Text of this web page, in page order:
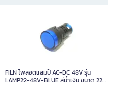
FILN ไพลอตแลมป์ AC-DC 48V รุ่น
LAMP22-48V-BLUE สีน้ำเงิน ขนาด 22